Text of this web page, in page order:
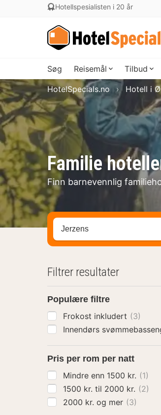
Hotellspesialisten i 20 år
Søg Reisemål Tilbud
Familie
Finn barnevennlig
HotelSpecials.no Hotell i
Søk hotell, region eller by
Filtrer resultater
Populære filtre
Frokost inkludert (3)
Innendørs
Pris per rom per natt
Mindre enn 1500 kr. (1)
1500 kr. til 2000 kr. (2)
2000 kr. og mer (3)